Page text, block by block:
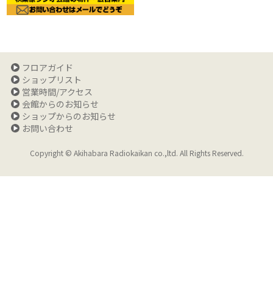
フロアガイド
ショップリスト
営業時間/アクセス
会館からのお知らせ
ショップからのお知らせ
お問い合わせ
Copyright © Akihabara Radiokaikan co.,ltd. All Rights Reserved.